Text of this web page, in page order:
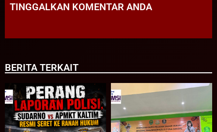
TINGGALKAN KOMENTAR ANDA
BERITA TERKAIT